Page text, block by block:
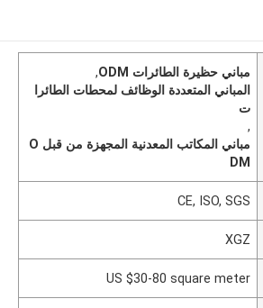
مباني حظيرة الطائرات ODM
,
المباني المتعددة الوظائف لمحطات الطائرا
ت
,
مباني المكاتب المعدنية المجهزة من قبل O
DM
CE, ISO, SGS
XGZ
US $30-80 square meter